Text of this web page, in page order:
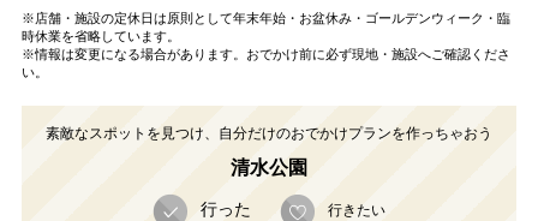
※店舗・施設の定休日は原則として年末年始・お盆休み・ゴールデンウィーク・臨
時休業を省略しています。
※情報は変更になる場合があります。おでかけ前に必ず現地・施設へご確認くださ
い。
素敵なスポットを見つけ、自分だけのおでかけプランを作っちゃおう
清水公園
行った 行きたい